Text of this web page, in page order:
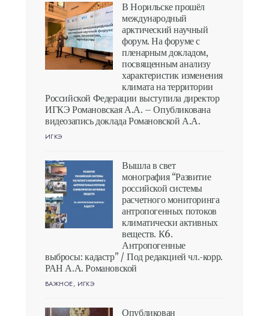
В Норильске прошёл
международный
арктический научный
форум. На форуме с
пленарным докладом,
посвященным анализу
характеристик изменения
климата на территории
Российской Федерации выступила директор
ИГКЭ Романовская А.А. – Опубликована
видеозапись доклада Романовской А.А.
ИГКЭ
Вышла в свет
монография “Развитие
российской системы
расчетного мониторинга
антропогенных потоков
климатически активных
веществ. К6.
Антропогенные
выбросы: кадастр” / Под редакцией чл.-корр.
РАН А.А. Романовской
ВАЖНОЕ, ИГКЭ
Опубликован